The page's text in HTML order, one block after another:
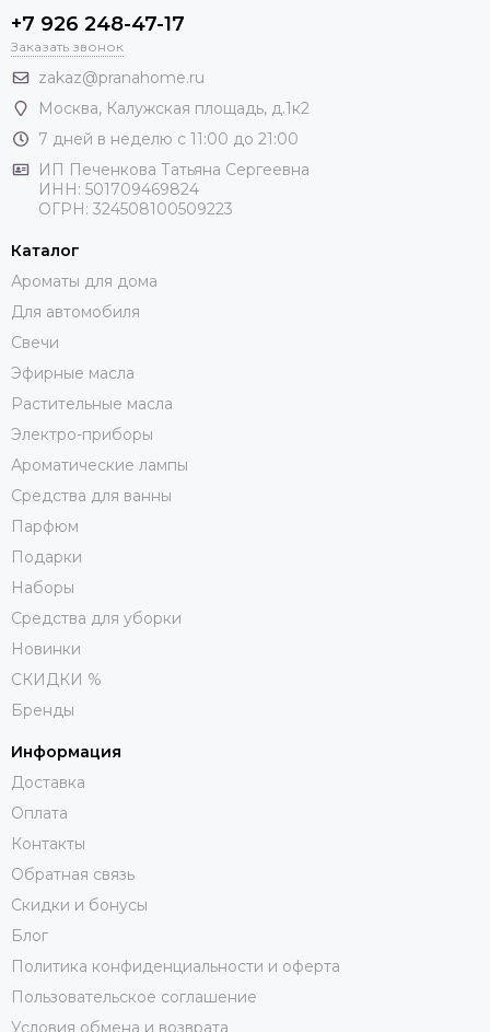
+7 926 248-47-17
Заказать звонок
zakaz@pranahome.ru
Москва, Калужская площадь, д.1к2
7 дней в неделю с 11:00 до 21:00
ИП Печенкова Татьяна Сергеевна
ИНН: 501709469824
ОГРН: 324508100509223
Каталог
Ароматы для дома
Для автомобиля
Свечи
Эфирные масла
Растительные масла
Электро-приборы
Ароматические лампы
Средства для ванны
Парфюм
Подарки
Наборы
Средства для уборки
Новинки
СКИДКИ %
Бренды
Информация
Доставка
Оплата
Контакты
Обратная связь
Скидки и бонусы
Блог
Политика конфиденциальности и оферта
Пользовательское соглашение
Условия обмена и возврата